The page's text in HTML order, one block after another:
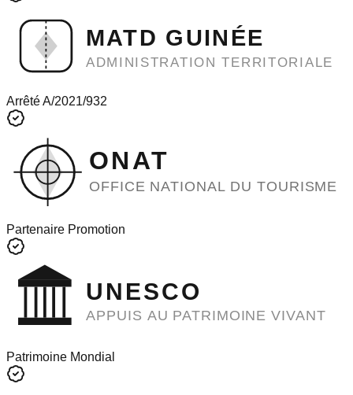
MATD GUINÉE
ADMINISTRATION TERRITORIALE
Arrêté A/2021/932
ONAT
OFFICE NATIONAL DU TOURISME
Partenaire Promotion
UNESCO
APPUIS AU PATRIMOINE VIVANT
Patrimoine Mondial